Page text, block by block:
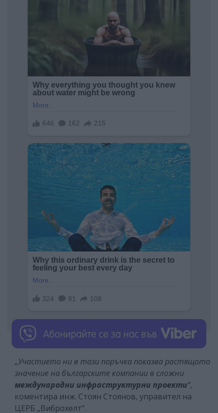
„Участието ни в тази поръчка показва растящото
значение на българските компании в сложни
международни инфраструктурни проекти“,
коментира инж. Стоян Стоянов, управител на
ЦЕРБ „Виброхелт“.